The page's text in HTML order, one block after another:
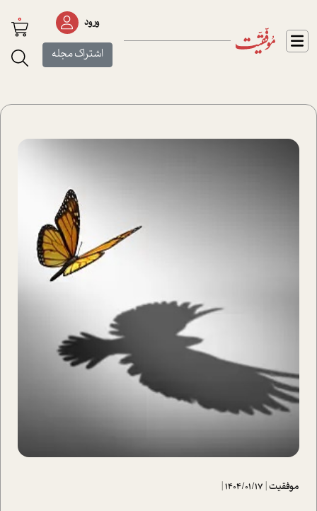
ورود
اشتراک مجله
0
موفقیت|
1404/01/17
|